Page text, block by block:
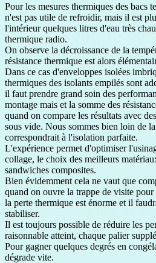
Pour les mesures thermiques des bacs
n'est pas utile de refroidir, mais il est
l'intérieur quelques litres d'eau très
thermique radio.
On observe la décroissance de la
résistance thermique est alors
Dans ce cas d'enveloppes isolées
thermiques des isolants empilés sont
il faut prendre grand soin des
montage mais et la somme des
quand on compare les résultats avec
sous vide. Nous sommes bien loin de
correspondrait à l'isolation parfaite.
L'expérience permet d'optimiser
collage, le choix des meilleurs
sandwiches composites.
Bien évidemment cela ne vaut que
quand on ouvre la trappe de visite
la perte thermique est énorme et il
stabiliser.
Il est toujours possible de réduire les
raisonnable atteint, chaque palier
Pour gagner quelques degrés en
dégrade vite.